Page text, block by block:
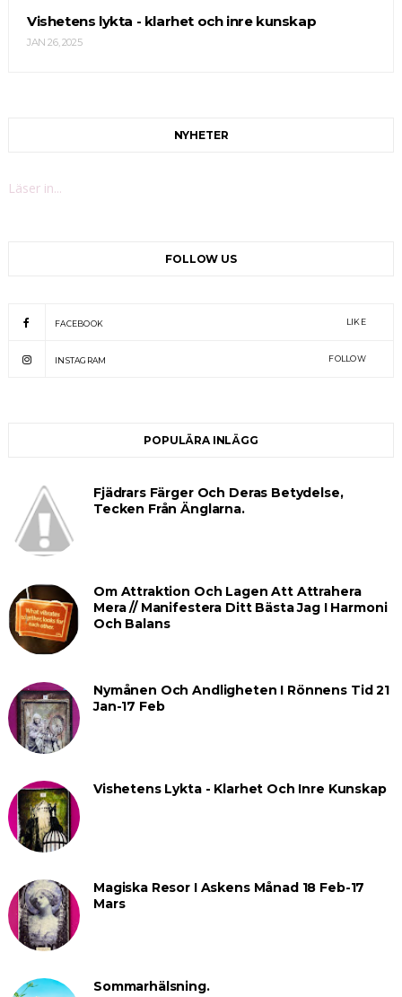
Vishetens lykta - klarhet och inre kunskap
JAN 26, 2025
NYHETER
Läser in...
FOLLOW US
FACEBOOK LIKE
INSTAGRAM FOLLOW
POPULÄRA INLÄGG
Fjädrars Färger Och Deras Betydelse,
Tecken Från Änglarna.
Om Attraktion Och Lagen Att Attrahera
Mera // Manifestera Ditt Bästa Jag I Harmoni
Och Balans
Nymånen Och Andligheten I Rönnens Tid 21
Jan-17 Feb
Vishetens Lykta - Klarhet Och Inre Kunskap
Magiska Resor I Askens Månad 18 Feb-17
Mars
Sommarhälsning.